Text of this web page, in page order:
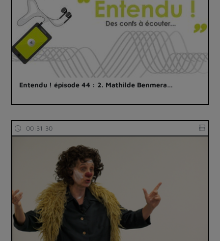
Entendu ! épisode 44 : 2. Mathilde Benmera…
00:31:30